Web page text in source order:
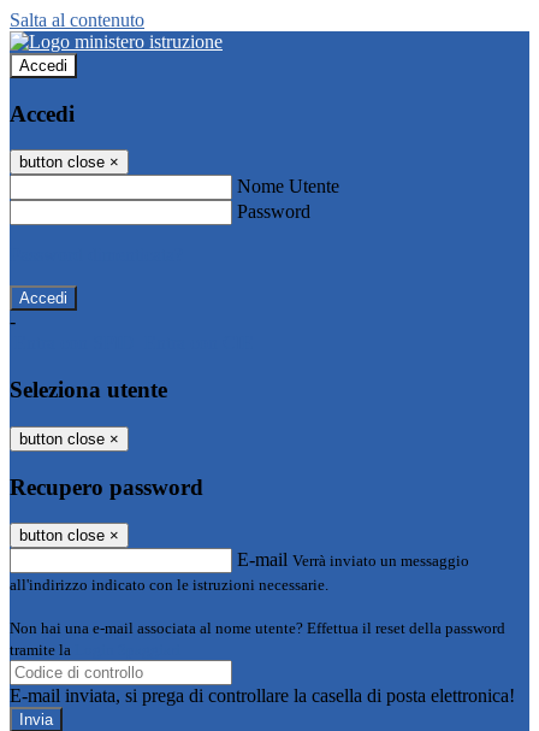
Salta al contenuto
Accedi
Accedi
button close ×
Nome Utente
Password
-
Seleziona utente
button close ×
Recupero password
button close ×
E-mail Verrà inviato un messaggio
all'indirizzo indicato con le istruzioni necessarie.
Non hai una e-mail associata al nome utente? Effettua il reset della password
tramite la
E-mail inviata, si prega di controllare la casella di posta elettronica!